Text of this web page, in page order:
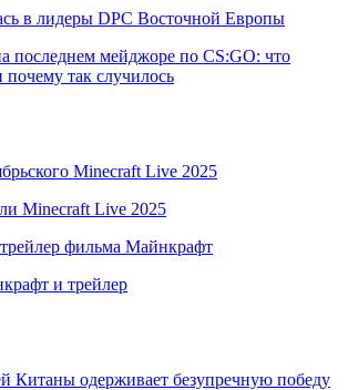
в лидеры DPC Восточной Европы
последнем мейджоре по CS:GO: что
так случилось
Minecraft Live 2025
Minecraft Live 2025
фильма Майнкрафт
и трейлер
Китаны одерживает безупречную победу